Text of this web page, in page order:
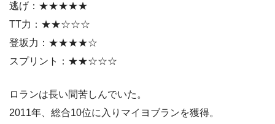
逃げ：★★★★★
TT力：★★☆☆☆
登坂力：★★★★☆
スプリント：★★☆☆☆
ロランは長い間苦しんでいた。
2011年、総合10位に入りマイヨブランを獲得。